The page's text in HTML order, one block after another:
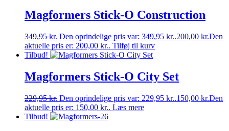
Magformers Stick-O Construction
349,95kr. Den oprindelige pris var: 349,95 kr..200,00 kr.Den
aktuelle pris er: 200,00 kr.. Tilføj til kurv
Tilbud!
Magformers Stick-O City Set
229,95kr. Den oprindelige pris var: 229,95 kr..150,00 kr.Den
aktuelle pris er: 150,00 kr.. Læs mere
Tilbud!